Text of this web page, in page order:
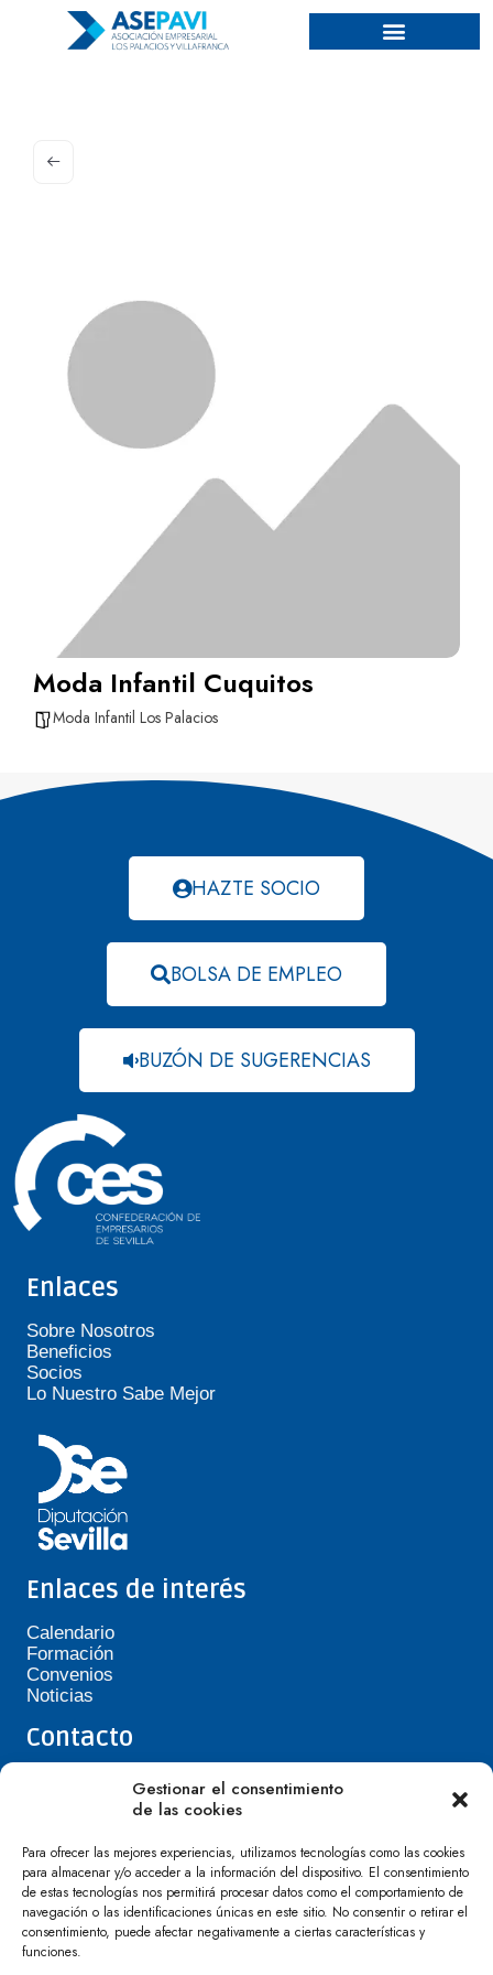
Gestionar el consentimiento
de las cookies
Para ofrecer las mejores experiencias, utilizamos tecnologías como las cookies
para almacenar y/o acceder a la información del dispositivo. El consentimiento
de estas tecnologías nos permitirá procesar datos como el comportamiento de
navegación o las identificaciones únicas en este sitio. No consentir o retirar el
consentimiento, puede afectar negativamente a ciertas características y
funciones.
Moda Infantil Cuquitos
Moda Infantil Los Palacios
HAZTE SOCIO
BOLSA DE EMPLEO
BUZÓN DE SUGERENCIAS
Enlaces
Sobre Nosotros
Beneficios
Socios
Lo Nuestro Sabe Mejor
Enlaces de interés
Calendario
Formación
Convenios
Noticias
Contacto
Teléfono de Asepavi: 623 394 601
asepavi20@gmail.com
Villafranca